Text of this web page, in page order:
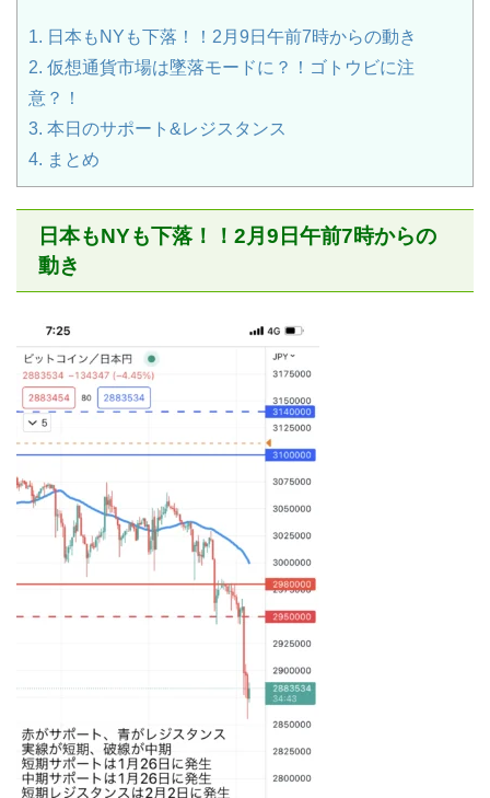
1. 日本もNYも下落！！2月9日午前7時からの動き
2. 仮想通貨市場は墜落モードに？！ゴトウビに注
意？！
3. 本日のサポート&レジスタンス
4. まとめ
日本もNYも下落！！2月9日午前7時からの
動き